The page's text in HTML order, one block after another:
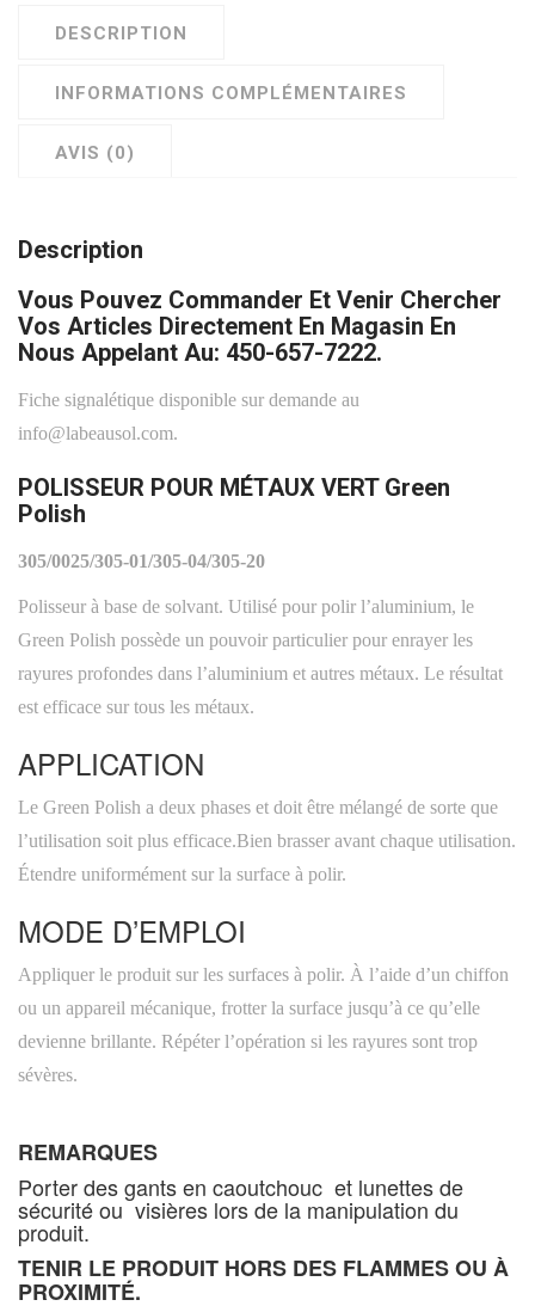
DESCRIPTION
INFORMATIONS COMPLÉMENTAIRES
AVIS (0)
Description
Vous Pouvez Commander Et Venir Chercher
Vos Articles Directement En Magasin En
Nous Appelant Au: 450-657-7222.
Fiche signalétique disponible sur demande au
info@labeausol.com.
POLISSEUR POUR MÉTAUX VERT Green
Polish
305/0025/305-01/305-04/305-20
Polisseur à base de solvant. Utilisé pour polir l’aluminium, le
Green Polish possède un pouvoir particulier pour enrayer les
rayures profondes dans l’aluminium et autres métaux. Le résultat
est efficace sur tous les métaux.
APPLICATION
Le Green Polish a deux phases et doit être mélangé de sorte que
l’utilisation soit plus efficace.Bien brasser avant chaque utilisation.
Étendre uniformément sur la surface à polir.
MODE D’EMPLOI
Appliquer le produit sur les surfaces à polir. À l’aide d’un chiffon
ou un appareil mécanique, frotter la surface jusqu’à ce qu’elle
devienne brillante. Répéter l’opération si les rayures sont trop
sévères.
REMARQUES
Porter des gants en caoutchouc et lunettes de
sécurité ou visières lors de la manipulation du
produit.
TENIR LE PRODUIT HORS DES FLAMMES OU À
PROXIMITÉ.